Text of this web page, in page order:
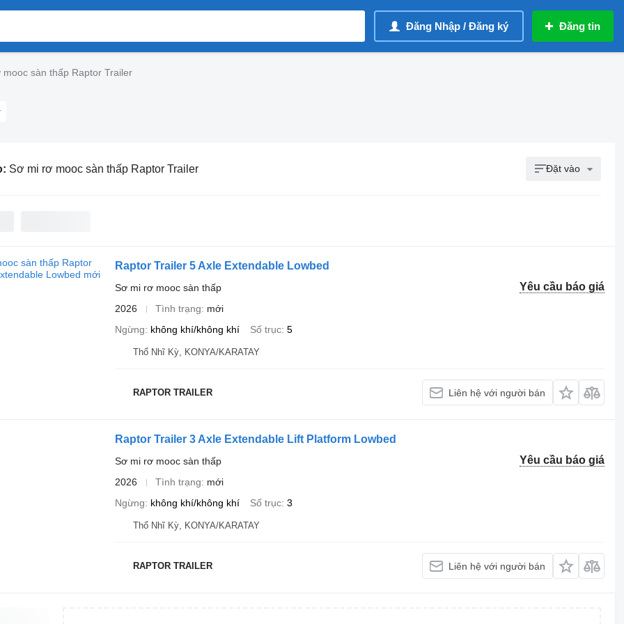
Đăng Nhập / Đăng ký Đăng tin
mooc sàn thấp Raptor Trailer
Sơ mi rơ mooc sàn thấp Raptor Trailer Đặt vào
Raptor Trailer 5 Axle Extendable Lowbed
Yêu cầu báo giá
Sơ mi rơ mooc sàn thấp
2026
Tình trạng
mới
Ngừng
không khí/không khí Số trục 5
Thổ Nhĩ Kỳ, KONYA/KARATAY
RAPTOR TRAILER Liên hệ với người bán
Raptor Trailer 3 Axle Extendable Lift Platform Lowbed
Yêu cầu báo giá
Sơ mi rơ mooc sàn thấp
2026
Tình trạng
mới
Ngừng
không khí/không khí Số trục 3
Thổ Nhĩ Kỳ, KONYA/KARATAY
RAPTOR TRAILER Liên hệ với người bán